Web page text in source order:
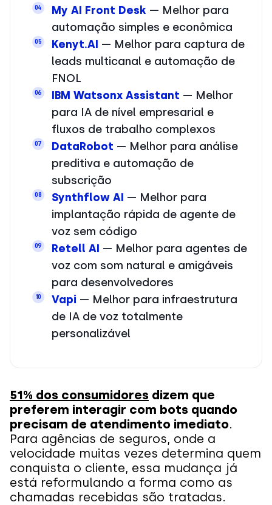
04 My AI Front Desk — Melhor para
automação simples e econômica
05 Kenyt.AI — Melhor para captura de
leads multicanal e automação de
FNOL
06 IBM Watsonx Assistant — Melhor
para IA de nível empresarial e
fluxos de trabalho complexos
07 DataRobot — Melhor para análise
preditiva e automação de
subscrição
08 Synthflow AI — Melhor para
implantação rápida de agente de
voz sem código
09 Retell AI — Melhor para agentes de
voz com som natural e amigáveis
para desenvolvedores
10 Vapi — Melhor para infraestrutura
de IA de voz totalmente
personalizável
51% dos consumidores dizem que
preferem interagir com bots quando
precisam de atendimento imediato.
Para agências de seguros, onde a
velocidade muitas vezes determina quem
conquista o cliente, essa mudança já
está reformulando a forma como as
chamadas recebidas são tratadas.